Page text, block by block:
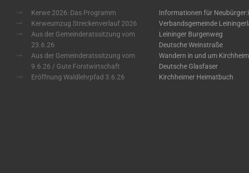
Kerwe 2026: Das Programm
Kerweumzug Streckenverlauf 2026
Aus der Gemeinderatssitzung vom
23.6.26
Aus der Gemeinderatssitzung vom
9.6.26 / Gute Forstwirtschaft
Eröffnung Waldlehrpfad 3.6.26
Informationen für
Verbandsgemeinde
Leininger Burgenweg
Deutsche Weinstraße
Wandern in und um Kirchheim
Deutsche Glasfaser
Kirchheimer Heimatbuch